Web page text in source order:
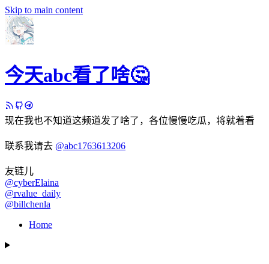
Skip to main content
今天abc看了啥🤔
现在我也不知道这频道发了啥了，各位慢慢吃瓜，将就着看
联系我请去 @abc1763613206
友链儿
@cyberElaina
@rvalue_daily
@billchenla
Home